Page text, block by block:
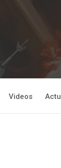
Videos Actu